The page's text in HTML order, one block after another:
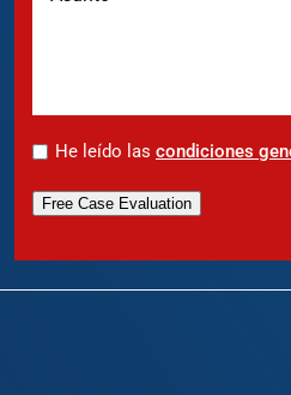
* He leído las condiciones
Free Case Evaluation